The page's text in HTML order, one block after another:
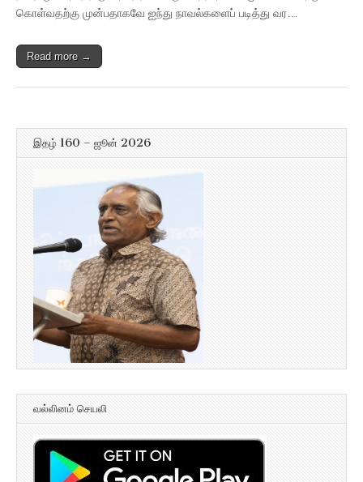
கொள்வதற்கு முன்பதாகவே ஐந்து நாவல்களைப் படித்து வர…
Read more →
இதழ் 160 – ஜூன் 2026
வல்லினம் செயலி